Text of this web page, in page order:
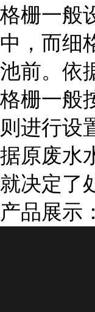
格栅一般
中，而细
池前。依
格栅一般
则进行设
据原废水
就决定了
产品展示：